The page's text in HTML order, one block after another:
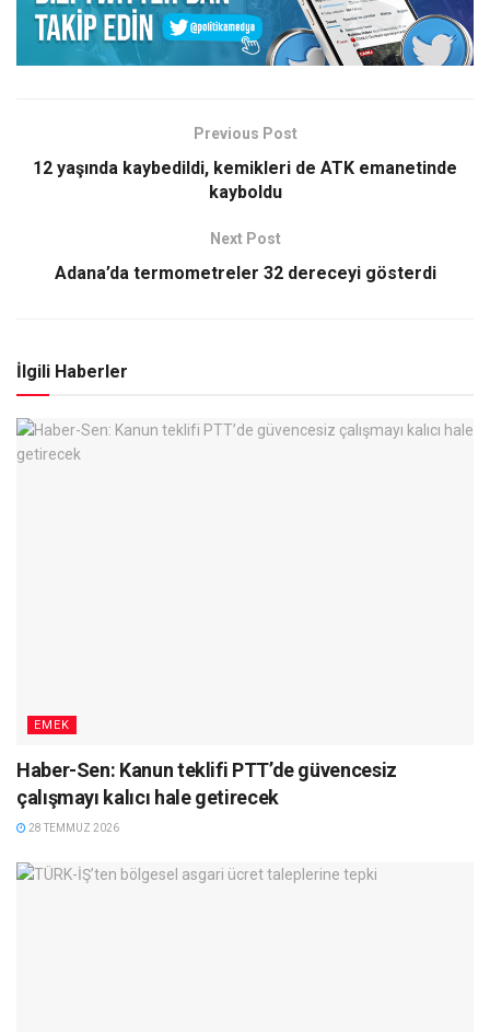
Previous Post
12 yaşında kaybedildi, kemikleri de ATK emanetinde
kayboldu
Next Post
Adana’da termometreler 32 dereceyi gösterdi
İlgili Haberler
EMEK
Haber-Sen: Kanun teklifi PTT’de güvencesiz
çalışmayı kalıcı hale getirecek
28 TEMMUZ 2026